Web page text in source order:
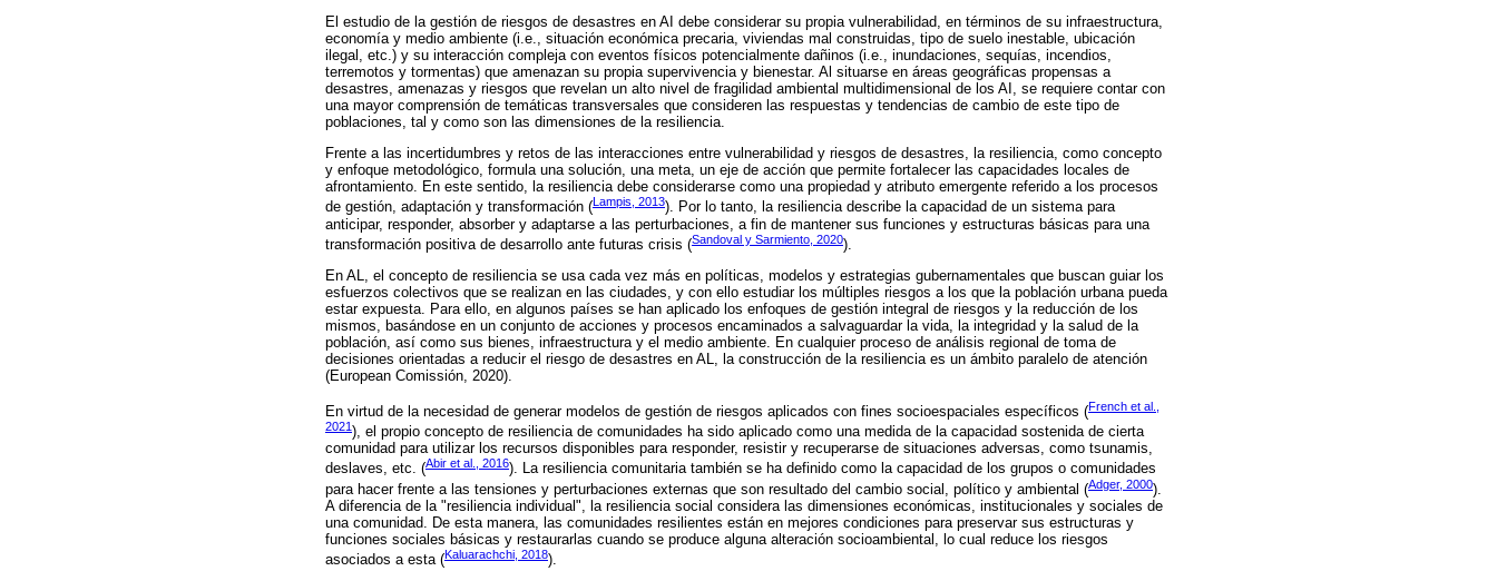
El estudio de la gestión de riesgos de desastres en AI debe considerar su propia vulnerabilidad, en términos de su infraestructura,
economía y medio ambiente (i.e., situación económica precaria, viviendas mal construidas, tipo de suelo inestable, ubicación
ilegal, etc.) y su interacción compleja con eventos físicos potencialmente dañinos (i.e., inundaciones, sequías, incendios,
terremotos y tormentas) que amenazan su propia supervivencia y bienestar. Al situarse en áreas geográficas propensas a
desastres, amenazas y riesgos que revelan un alto nivel de fragilidad ambiental multidimensional de los AI, se requiere contar con
una mayor comprensión de temáticas transversales que consideren las respuestas y tendencias de cambio de este tipo de
poblaciones, tal y como son las dimensiones de la resiliencia.
Frente a las incertidumbres y retos de las interacciones entre vulnerabilidad y riesgos de desastres, la resiliencia, como concepto
y enfoque metodológico, formula una solución, una meta, un eje de acción que permite fortalecer las capacidades locales de
afrontamiento. En este sentido, la resiliencia debe considerarse como una propiedad y atributo emergente referido a los procesos
de gestión, adaptación y transformación ( Lampis, 2013). Por lo tanto, la resiliencia describe la capacidad de un sistema para
anticipar, responder, absorber y adaptarse a las perturbaciones, a fin de mantener sus funciones y estructuras básicas para una
transformación positiva de desarrollo ante futuras crisis (Sandoval y Sarmiento, 2020).
En AL, el concepto de resiliencia se usa cada vez más en políticas, modelos y estrategias gubernamentales que buscan guiar los
esfuerzos colectivos que se realizan en las ciudades, y con ello estudiar los múltiples riesgos a los que la población urbana pueda
estar expuesta. Para ello, en algunos países se han aplicado los enfoques de gestión integral de riesgos y la reducción de los
mismos, basándose en un conjunto de acciones y procesos encaminados a salvaguardar la vida, la integridad y la salud de la
población, así como sus bienes, infraestructura y el medio ambiente. En cualquier proceso de análisis regional de toma de
decisiones orientadas a reducir el riesgo de desastres en AL, la construcción de la resiliencia es un ámbito paralelo de atención
(European Comissión, 2020).
En virtud de la necesidad de generar modelos de gestión de riesgos aplicados con fines socioespaciales específicos (French et al.,
2021), el propio concepto de resiliencia de comunidades ha sido aplicado como una medida de la capacidad sostenida de cierta
comunidad para utilizar los recursos disponibles para responder, resistir y recuperarse de situaciones adversas, como tsunamis,
deslaves, etc. (Abir et al., 2016). La resiliencia comunitaria también se ha definido como la capacidad de los grupos o comunidades
para hacer frente a las tensiones y perturbaciones externas que son resultado del cambio social, político y ambiental (Adger, 2000).
A diferencia de la "resiliencia individual", la resiliencia social considera las dimensiones económicas, institucionales y sociales de
una comunidad. De esta manera, las comunidades resilientes están en mejores condiciones para preservar sus estructuras y
funciones sociales básicas y restaurarlas cuando se produce alguna alteración socioambiental, lo cual reduce los riesgos
asociados a esta (Kaluarachchi, 2018).